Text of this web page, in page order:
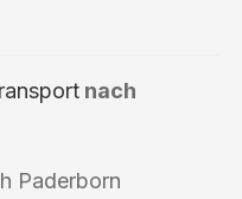
nach
Paderborn